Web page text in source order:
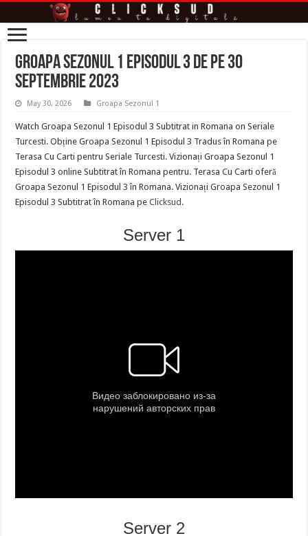
Groapa Sezonul 1 Episodul 3 de pe 30
Septembrie 2023
May 30, 2026 Groapa Sezonul 1
Watch Groapa Sezonul 1 Episodul 3 Subtitrat in Romana on Seriale
Turcesti. Obține Groapa Sezonul 1 Episodul 3 Tradus în Romana pe
Terasa Cu Carti pentru Seriale Turcesti. Vizionați Groapa Sezonul 1
Episodul 3 online Subtitrat în Romana pentru. Terasa Cu Carti oferă
Groapa Sezonul 1 Episodul 3 în Romana. Vizionați Groapa Sezonul 1
Episodul 3 Subtitrat în Romana peClicksud .
Server 1
Server 2